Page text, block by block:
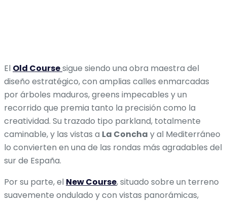
El Old Coursesigue siendo una obra maestra del
diseño estratégico, con amplias calles enmarcadas
por árboles maduros, greens impecables y un
recorrido que premia tanto la precisión como la
creatividad. Su trazado tipo parkland, totalmente
caminable, y las vistas a La Concha y al Mediterráneo
lo convierten en una de las rondas más agradables del
sur de España.
Por su parte, el New Course, situado sobre un terreno
suavemente ondulado y con vistas panorámicas,